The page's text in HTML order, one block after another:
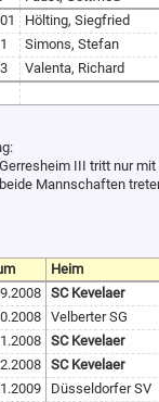
Hölting, Siegfried
Simons, Stefan
Valenta, Richard
III tritt nur
Mannschaften
Heim
SC Kevelaer
Velberter SG
SC Kevelaer
SC Kevelaer
Düsseldorfer SV